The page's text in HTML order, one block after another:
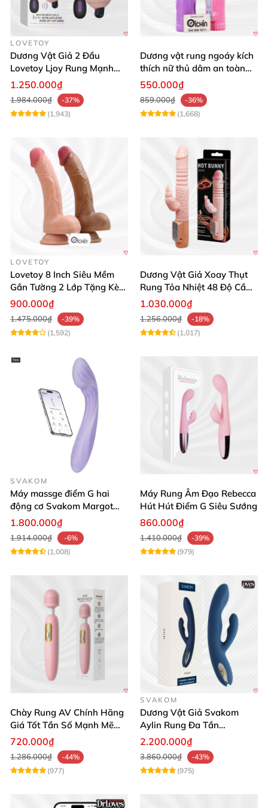
LOVETOY
Dương Vật Giả 2 Đầu
Lovetoy Ljoy Rung Mạnh
ĐKTX Hút Sâu
1.250.000₫
1.984.000₫
-37%
(1,943)
Dương vật rung ngoáy kích
thích nữ thủ dâm an toàn
cao cấp
550.000₫
859.000₫
-36%
(1,668)
LOVETOY
Lovetoy 8 Inch Siêu Mềm
Gắn Tường 2 Lớp Tặng Kèm
Dầu Massage
900.000₫
1.475.000₫
-39%
(1,592)
Dương Vật Giả Xoay Thụt
Rung Tỏa Nhiệt 48 Độ Cầm
Tay Hot Bunny
1.030.000₫
1.256.000₫
-18%
(1,017)
SVAKOM
Máy massge điểm G hai
động cơ Svakom Margot
điều khiển qua app
1.800.000₫
1.914.000₫
-6%
(1,008)
Máy Rung Âm Đạo Rebecca
Hút Hút Điểm G Siêu Sướng
860.000₫
1.410.000₫
-39%
(979)
Chày Rung AV Chính Hãng
Giá Tốt Tần Số Mạnh Mẽ
Siêu Bền
720.000₫
1.286.000₫
-44%
(977)
SVAKOM
Dương Vật Giả Svakom
Aylin Rung Đa Tần
Massage Sung Sướng
2.200.000₫
3.860.000₫
-43%
(975)